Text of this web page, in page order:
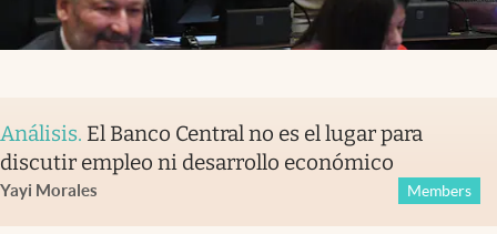
Análisis. El Banco Central no es el lugar para
discutir empleo ni desarrollo económico
Yayi Morales Members